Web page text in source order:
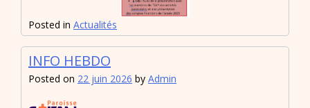
Posted in Actualités
INFO HEBDO
Posted on 22 juin 2026 by Admin